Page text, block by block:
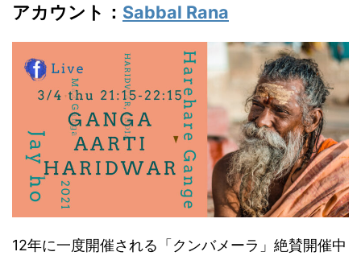
アカウント： Sabbal Rana
12年に一度開催される「クンバメーラ」絶賛開催中